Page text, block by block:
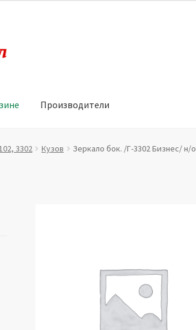
Производители
в отношении обработки
3302 Кузов Зеркало бок. /Г-3302 Бизнес/ н/